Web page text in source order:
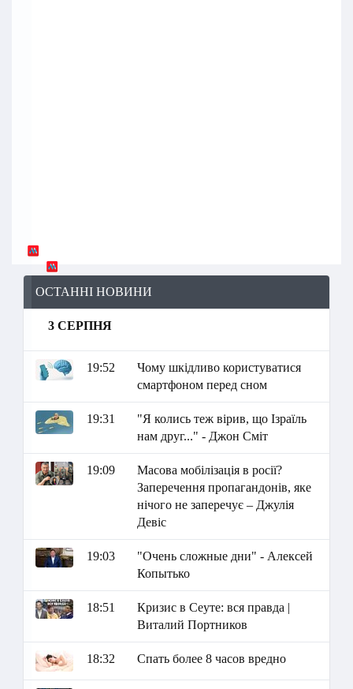
ОСТАННІ НОВИНИ
3 СЕРПНЯ
19:52
Чому шкідливо користуватися
смартфоном перед сном
19:31
"Я колись теж вірив, що Ізраїль
нам друг..." - Джон Сміт
19:09
Масова мобілізація в росії?
Заперечення пропагандонів, яке
нічого не заперечує – Джулія
Девіс
19:03
"Очень сложные дни" - Алексей
Копытько
18:51
Кризис в Сеуте: вся правда |
Виталий Портников
18:32 Спать более 8 часов вредно